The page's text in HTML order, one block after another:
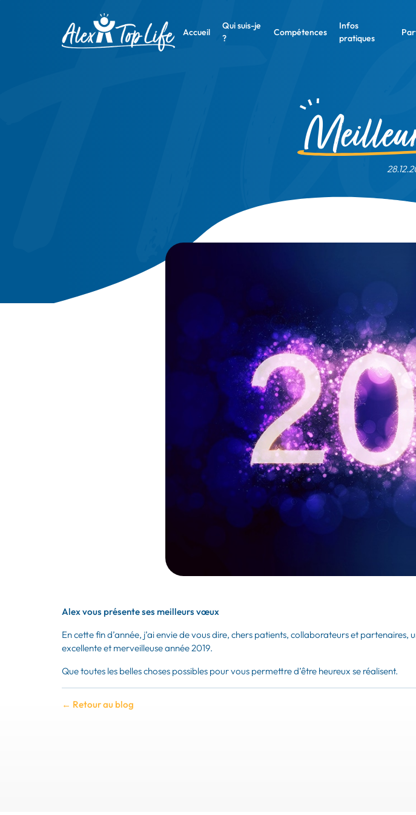
Accueil
Qui suis-je
?
Compétences
Infos
pratiques
Alex vous présente ses meilleurs vœux
En cette fin d’année, j’ai envie de vous dire, chers patients, collaborateurs et
excellente et merveilleuse année 2019.
Que toutes les belles choses possibles pour vous permettre d’être heureux se réalisent.
← Retour au blog